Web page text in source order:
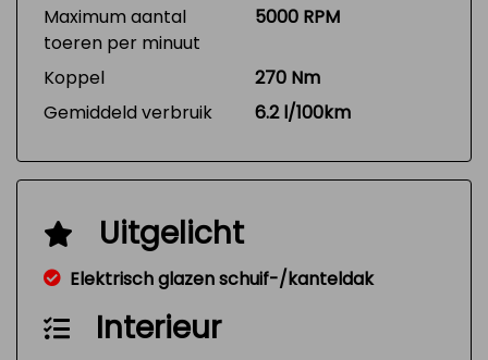
Maximum aantal
toeren per minuut
5000 RPM
Koppel
270 Nm
Gemiddeld verbruik
6.2 l/100km
Uitgelicht
Elektrisch glazen schuif-/kanteldak
Interieur